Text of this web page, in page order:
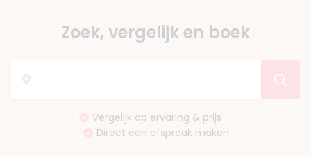
Zoek, vergelijk en boek
Vergelijk op ervaring & prijs
Direct een afspraak maken